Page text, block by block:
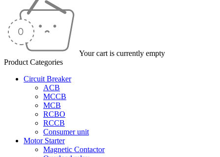
Your cart is currently empty
Product Categories
Circuit Breaker
ACB
MCCB
MCB
RCBO
RCCB
Consumer unit
Motor Starter
Magnetic Contactor